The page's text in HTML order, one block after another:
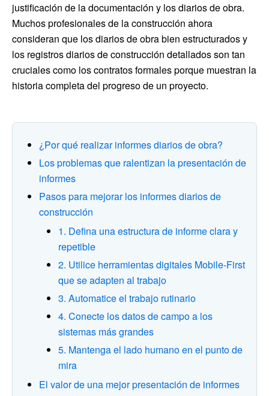
justificación de la documentación y los diarios de obra.
Muchos profesionales de la construcción ahora
consideran que los diarios de obra bien estructurados y
los registros diarios de construcción detallados son tan
cruciales como los contratos formales porque muestran la
historia completa del progreso de un proyecto.
¿Por qué realizar informes diarios de obra?
Los problemas que ralentizan la presentación de
informes
Pasos para mejorar los informes diarios de
construcción
1. Defina una estructura de informe clara y
repetible
2. Utilice herramientas digitales Mobile-First
que se adapten al trabajo
3. Automatice el trabajo rutinario
4. Conecte los datos de campo a los
sistemas más grandes
5. Mantenga el lado humano en el punto de
mira
El valor de una mejor presentación de informes